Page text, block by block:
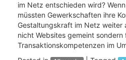
im Netz entschieden wird?
müssten Gewerkschaften ihre
Gestaltungskraft im Netz weiter
nicht Websites gemeint sondern
Transaktionskompetenzen im